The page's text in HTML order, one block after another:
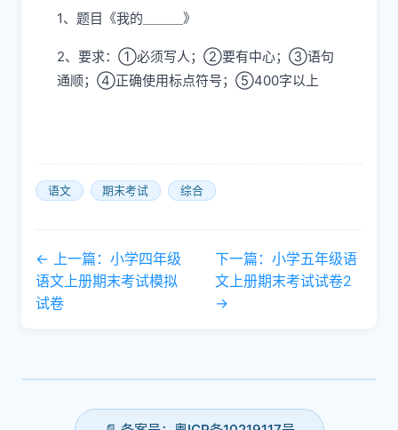
1、题目《我的＿＿＿》
2、要求：①必须写人；②要有中心；③语句
通顺；④正确使用标点符号；⑤400字以上
语文 期末考试 综合
← 上一篇：小学四年级
语文上册期末考试模拟
试卷
下一篇：小学五年级语
文上册期末考试试卷2
→